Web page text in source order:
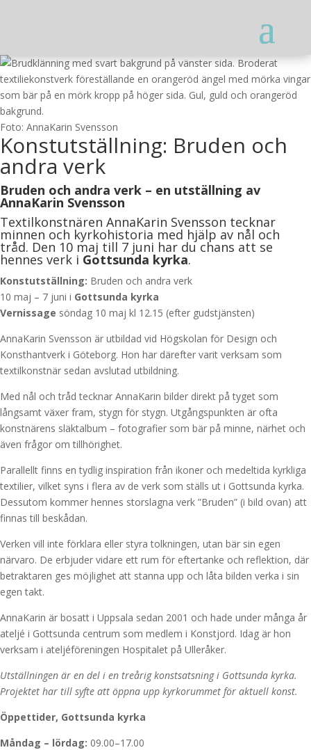
Foto: AnnaKarin Svensson
Konstutställning: Bruden och
andra verk
Bruden och andra verk – en utställning av
AnnaKarin Svensson
Textilkonstnären AnnaKarin Svensson tecknar
minnen och kyrkohistoria med hjälp av nål och
tråd. Den 10 maj till 7 juni har du chans att se
hennes verk i Gottsunda kyrka.
Konstutställning: Bruden och andra verk
10 maj – 7 juni i Gottsunda kyrka
Vernissage söndag 10 maj kl 12.15 (efter gudstjänsten)
AnnaKarin Svensson är utbildad vid Högskolan för Design och
Konsthantverk i Göteborg. Hon har därefter varit verksam som
textilkonstnär sedan avslutad utbildning.
Med nål och tråd tecknar AnnaKarin bilder direkt på tyget som
långsamt växer fram, stygn för stygn. Utgångspunkten är ofta
konstnärens släktalbum – fotografier som bär på minne, närhet och
även frågor om tillhörighet.
Parallellt finns en tydlig inspiration från ikoner och medeltida kyrkliga
textilier, vilket syns i flera av de verk som ställs ut i Gottsunda kyrka.
Dessutom kommer hennes storslagna verk ”Bruden” (i bild ovan) att
finnas till beskådan.
Verken vill inte förklara eller styra tolkningen, utan bär sin egen
närvaro. De erbjuder vidare ett rum för eftertanke och reflektion, där
betraktaren ges möjlighet att stanna upp och låta bilden verka i sin
egen takt.
AnnaKarin är bosatt i Uppsala sedan 2001 och hade under många år
ateljé i Gottsunda centrum som medlem i Konstjord. Idag är hon
verksam i ateljéföreningen Hospitalet på Ulleråker.
Utställningen är en del i en treårig konstsatsning i Gottsunda kyrka.
Projektet har till syfte att öppna upp kyrkorummet för aktuell konst.
Öppettider, Gottsunda kyrka
Måndag – lördag: 09.00–17.00